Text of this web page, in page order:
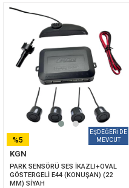
KGN
PARK SENSÖRÜ SES İKAZLI+OVAL
GÖSTERGELİ E44 (KONUŞAN) (22
MM) SİYAH
%5
İNDIRIM